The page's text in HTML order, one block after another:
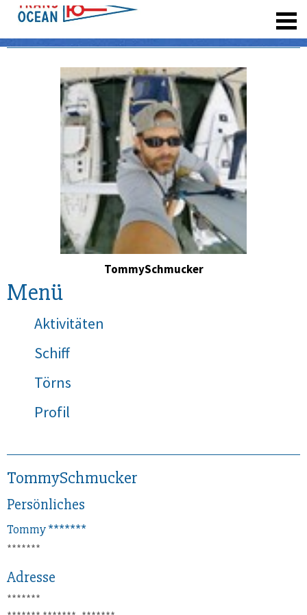
TommySchmucker
Menü
Aktivitäten
Schiff
Törns
Profil
TommySchmucker
Persönliches
Tommy*******
*******
Adresse
*******